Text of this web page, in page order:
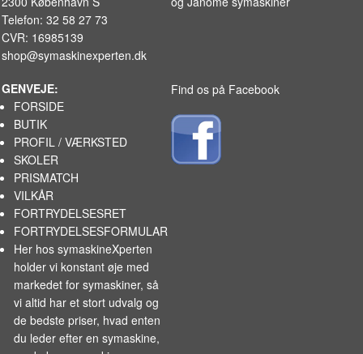
Telefon: 32 58 27 73
CVR: 16985139
shop@symaskinexperten.dk
GENVEJE:
FORSIDE
BUTIK
PROFIL / VÆRKSTED
SKOLER
PRISMATCH
VILKÅR
FORTRYDELSESRET
FORTRYDELSESFORMULAR
Her hos symaskineXperten
holder vi konstant øje med
markedet forsymaskiner, så
vi altid har et stort udvalg og
de bedste priser, hvad enten
du leder efter en symaskine,
Find os på Facebook